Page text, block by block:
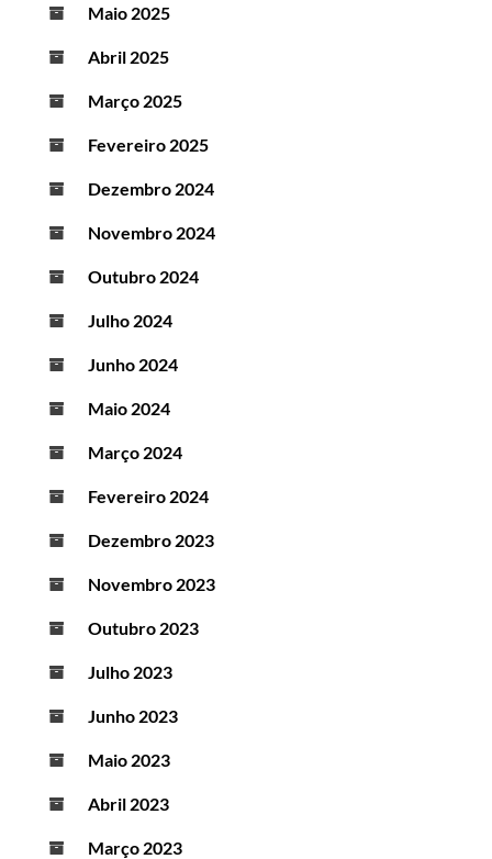
Maio 2025
Abril 2025
Março 2025
Fevereiro 2025
Dezembro 2024
Novembro 2024
Outubro 2024
Julho 2024
Junho 2024
Maio 2024
Março 2024
Fevereiro 2024
Dezembro 2023
Novembro 2023
Outubro 2023
Julho 2023
Junho 2023
Maio 2023
Abril 2023
Março 2023